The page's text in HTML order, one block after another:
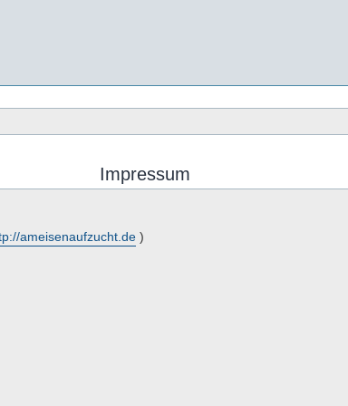
Impressum
ameisenaufzucht.de )